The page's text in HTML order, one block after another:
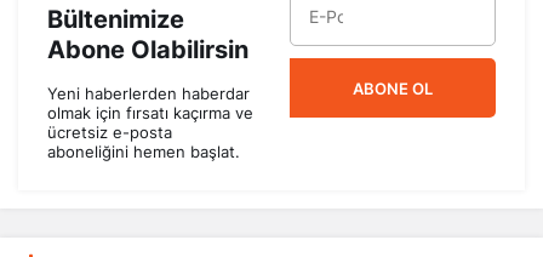
Bültenimize
Abone Olabilirsin
Yeni haberlerden haberdar
olmak için fırsatı kaçırma ve
ücretsiz e-posta
aboneliğini hemen başlat.
ABONE OL